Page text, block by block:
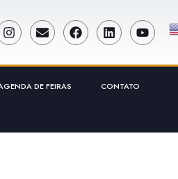
DE FEIRAS CONTATO